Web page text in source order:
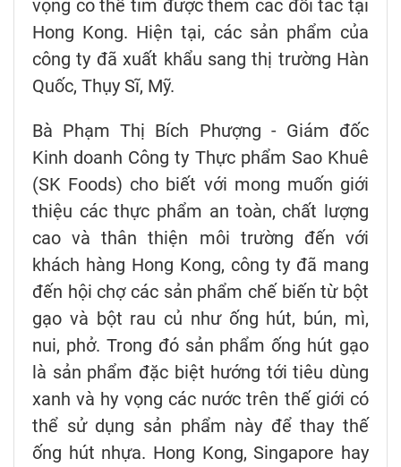
vọng có thể tìm được thêm các đối tác tại
Hong Kong. Hiện tại, các sản phẩm của
công ty đã xuất khẩu sang thị trường Hàn
Quốc, Thụy Sĩ, Mỹ.
Bà Phạm Thị Bích Phượng - Giám đốc
Kinh doanh Công ty Thực phẩm Sao Khuê
(SK Foods) cho biết với mong muốn giới
thiệu các thực phẩm an toàn, chất lượng
cao và thân thiện môi trường đến với
khách hàng Hong Kong, công ty đã mang
đến hội chợ các sản phẩm chế biến từ bột
gạo và bột rau củ như ống hút, bún, mì,
nui, phở. Trong đó sản phẩm ống hút gạo
là sản phẩm đặc biệt hướng tới tiêu dùng
xanh và hy vọng các nước trên thế giới có
thể sử dụng sản phẩm này để thay thế
ống hút nhựa. Hong Kong, Singapore hay